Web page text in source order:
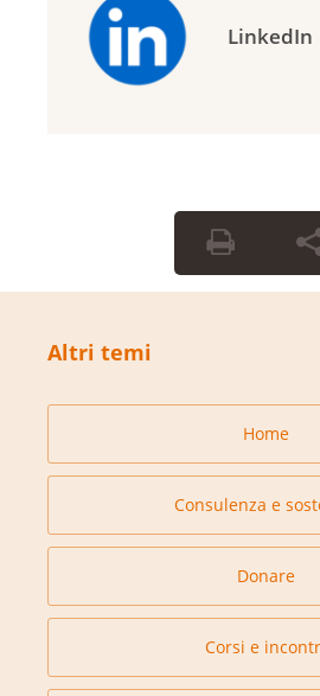
LinkedIn
Altri temi
Home
Consulenza e
Donare
Corsi e